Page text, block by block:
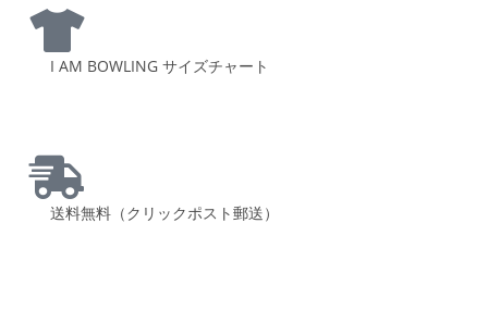
I AM BOWLING サイズチャート
送料無料（クリックポスト郵送）